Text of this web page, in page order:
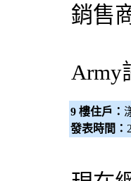
銷售
Army
9 樓住戶：
發表時間：